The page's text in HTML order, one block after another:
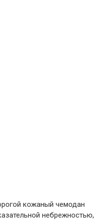
кожаный чемодан
небрежностью,